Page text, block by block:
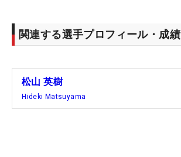
関連する選手プロフィール・成績
松山 英樹
Hideki Matsuyama